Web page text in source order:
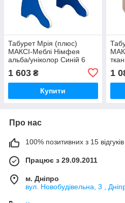
Табурет Мрія (плюс)
МАКСІ-Меблі Німфея
альба/уніколор Синій 6
1 603 ₴
Купити
1
Про нас
100% позитивних з 15 відгуків
Працює з 29.09.2011
м. Дніпро
вул. Новобудівельна, 3 ,